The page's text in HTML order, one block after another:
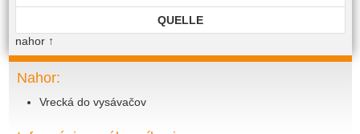
QUELLE
SIEMENS
nahor↑
Nahor:
Vrecká do vysávačov